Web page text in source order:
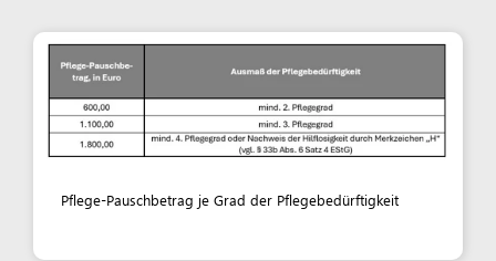
Pflege-Pauschbetrag je Grad der Pflegebedürftigkeit